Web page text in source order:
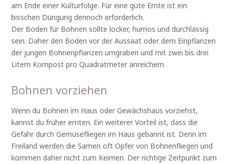
am Ende einer Kulturfolge. Für eine gute Ernte ist ein
bisschen Düngung dennoch erforderlich.
Der Boden für Bohnen sollte locker, humos und durchlässig
sein. Daher den Boden vor der Aussaat oder dem Einpflanzen
der jungen Bohnenpflanzen umgraben und mit zwei bis drei
Litern Kompost pro Quadratmeter anreichern.
Bohnen vorziehen
Wenn du Bohnen im Haus oder Gewächshaus vorziehst,
kannst du früher ernten. Ein weiterer Vorteil ist, dass die
Gefahr durch Gemüsefliegen im Haus gebannt ist. Denn im
Freiland werden die Samen oft Opfer von Bohnenfliegen und
kommen daher nicht zum Keimen. Der richtige Zeitpunkt zum